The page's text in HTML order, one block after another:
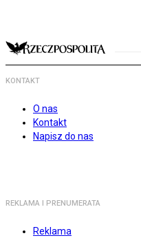
KONTAKT
O nas
Kontakt
Napisz do nas
REKLAMA I PRENUMERATA
Reklama